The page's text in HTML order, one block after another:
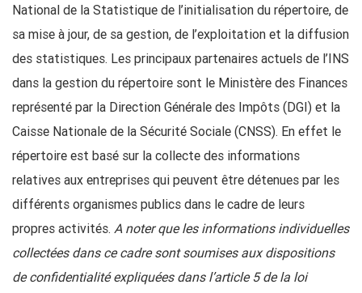
National de la Statistique de l’initialisation du répertoire, de
sa mise à jour, de sa gestion, de l’exploitation et la diffusion
des statistiques. Les principaux partenaires actuels de l’INS
dans la gestion du répertoire sont le Ministère des Finances
représenté par la Direction Générale des Impôts (DGI) et la
Caisse Nationale de la Sécurité Sociale (CNSS). En effet le
répertoire est basé sur la collecte des informations
relatives aux entreprises qui peuvent être détenues par les
différents organismes publics dans le cadre de leurs
propres activités. A noter que les informations individuelles
collectées dans ce cadre sont soumises aux dispositions
de confidentialité expliquées dans l’article 5 de la loi